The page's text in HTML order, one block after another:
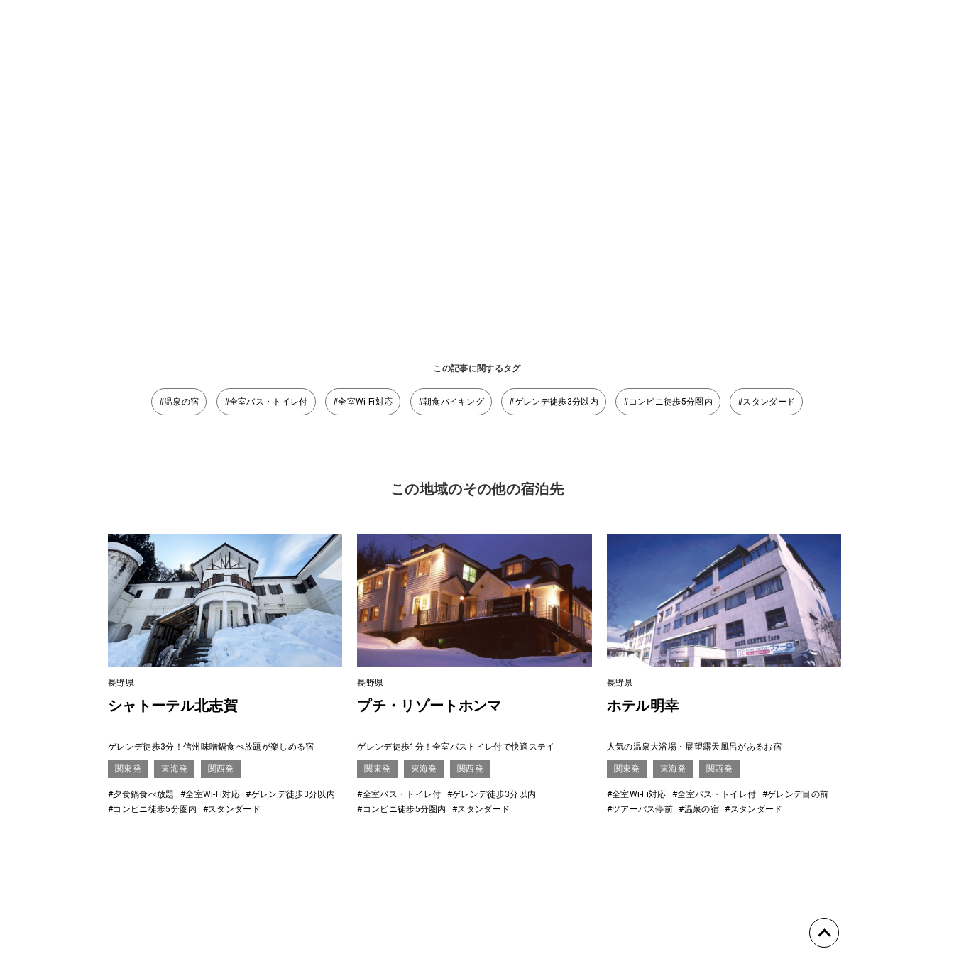
この記事に関するタグ
#温泉の宿 #全室バス・トイレ付 #全室Wi-Fi対応 #朝食バイキング #ゲレンデ徒歩3分以内 #コンビニ徒歩5分圏内 #スタンダード
この地域のその他の宿泊先
長野県
シャトーテル北志賀
ゲレンデ徒歩3分！信州味噌鍋食べ放題が楽しめる宿
関東発 東海発 関西発
#夕食鍋食べ放題 #全室Wi-Fi対応
#ゲレンデ徒歩3分以内
#コンビニ徒歩5分圏内
#スタンダード
長野県
プチ・リゾートホンマ
ゲレンデ徒歩1分！全室バストイレ付で快適ステイ
関東発 東海発 関西発
#全室バス・トイレ付
#ゲレンデ徒歩3分以内
#コンビニ徒歩5分圏内
#スタンダード
長野県
ホテル明幸
人気の温泉大浴場・展望露天風呂があるお宿
関東発 東海発 関西発
#全室Wi-Fi対応 #全室バス・トイレ付
#ゲレンデ目の前
#ツアーバス停前
#温泉の宿 #スタンダード